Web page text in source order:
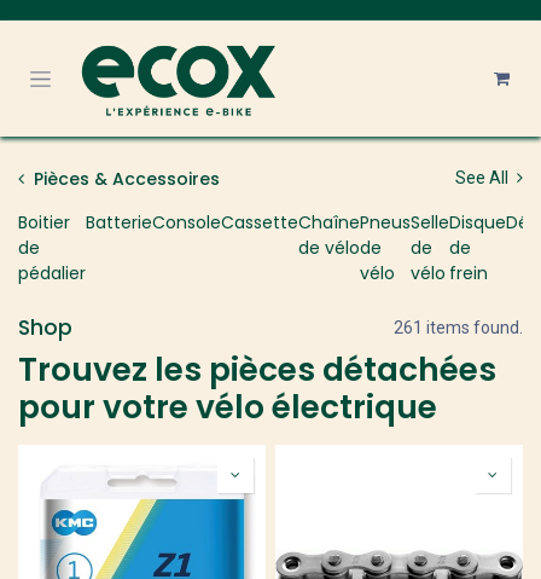
Pièces & Accessoires See All
Boitier
de
pédalier
BatterieConsoleCassetteChaîne
de vélo
Pneus
de
vélo
Selle
de
vélo
Disque
de
frein
Shop 261 items found.
Trouvez les pièces détachées
pour votre vélo électrique